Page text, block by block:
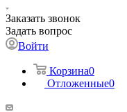
Заказать звонок
Задать вопрос
Войти
Корзина0
Отложенные0